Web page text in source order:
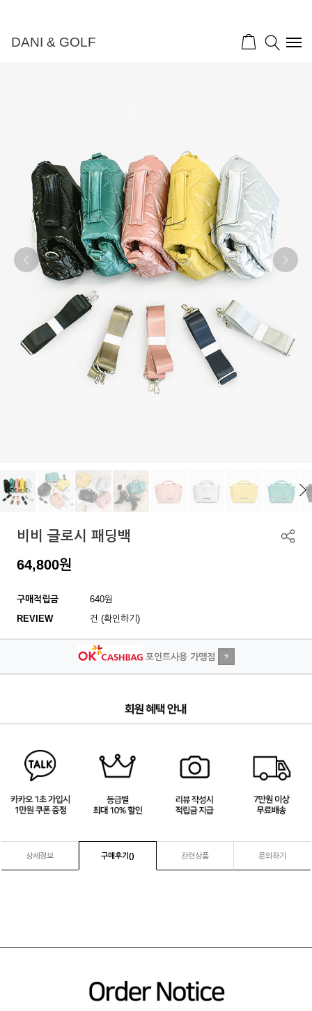
DANI & GOLF
비비 글로시 패딩백
64,800원
구매적립금
640원
REVIEW
건 (확인하기)
포인트사용 가맹점 ?
상세정보 구매후기() 관련상품 문의하기